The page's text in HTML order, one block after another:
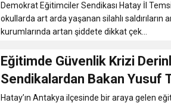
Demokrat Eğitimciler Sendikası Hatay İl
okullarda art arda yaşanan silahlı saldırıların
kurumlarında artan şiddete dikkat çek...
Eğitimde Güvenlik Krizi
Sendikalardan Bakan Yusuf
Hatay’ın Antakya ilçesinde bir araya gelen